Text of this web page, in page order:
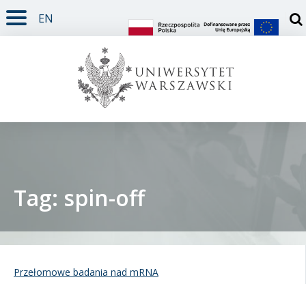
TREŚĆ STRONY
MENU GŁÓWNE
WYSZUKIWARKA
SOCIAL MEDIA
STOPKA STRONY
EN
Student
Tag: spin-off
Przełomowe badania nad mRNA